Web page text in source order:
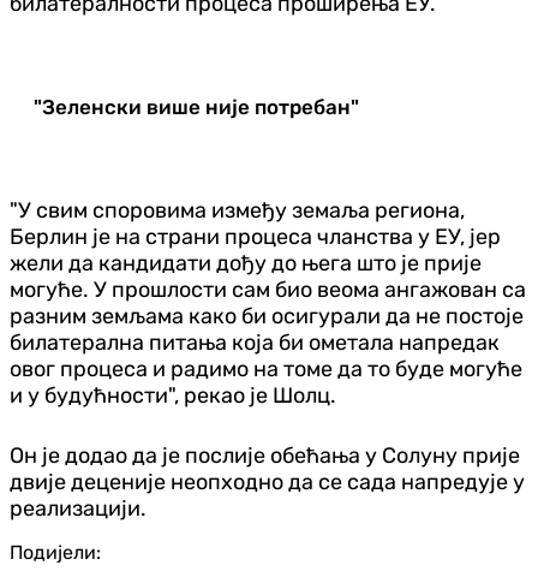
"Зеленски више није потребан"
"У свим споровима између земаља региона,
Берлин је на страни процеса чланства у ЕУ, јер
жели да кандидати дођу до њега што је прије
могуће. У прошлости сам био веома ангажован са
разним земљама како би осигурали да не постоје
билатерална питања која би ометала напредак
овог процеса и радимо на томе да то буде могуће
и у будућности", рекао је Шолц.
Он је додао да је послије обећања у Солуну прије
двије деценије неопходно да се сада напредује у
реализацији.
Подијели: